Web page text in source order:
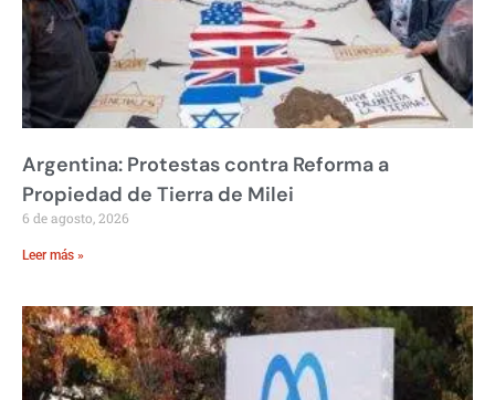
Argentina: Protestas contra Reforma a
Propiedad de Tierra de Milei
6 de agosto, 2026
Leer más »